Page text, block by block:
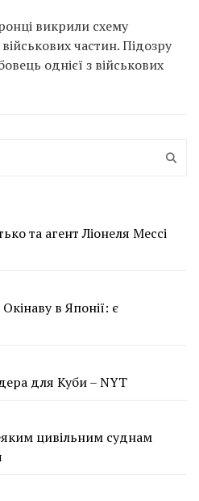
викрили схему
частин. Підозру
однієї з військових
та агент Ліонеля Мессі
в Японії: є
для Куби – NYT
цивільним суднам